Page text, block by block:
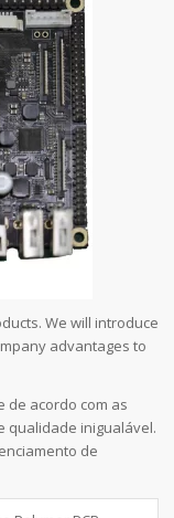
We will introduce
advantages to
de acordo com as
qualidade inigualável.
de